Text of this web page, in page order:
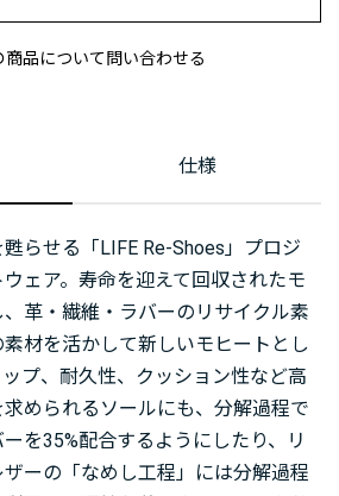
商品について問い合わせる
仕様
らせる「LIFE Re-Shoes」プロジ
ェア。寿命を迎えて回収されたモ
革・繊維・ラバーのリサイクル素
材を活かして新しいモヒートとし
プ、耐久性、クッション性など高
められるソールにも、分解過程で
を35%配合するようにしたり、リ
ーの「なめし工程」には分解過程